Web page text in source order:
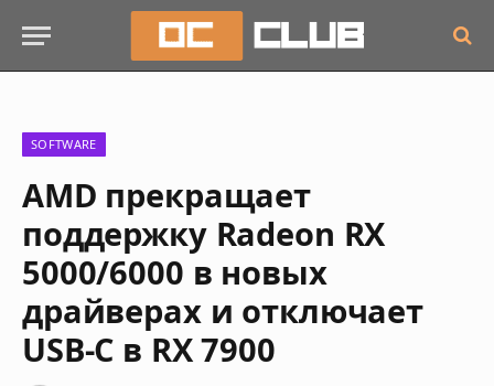
SOFTWARE
AMD прекращает
поддержку Radeon RX
5000/6000 в новых
драйверах и отключает
USB-C в RX 7900